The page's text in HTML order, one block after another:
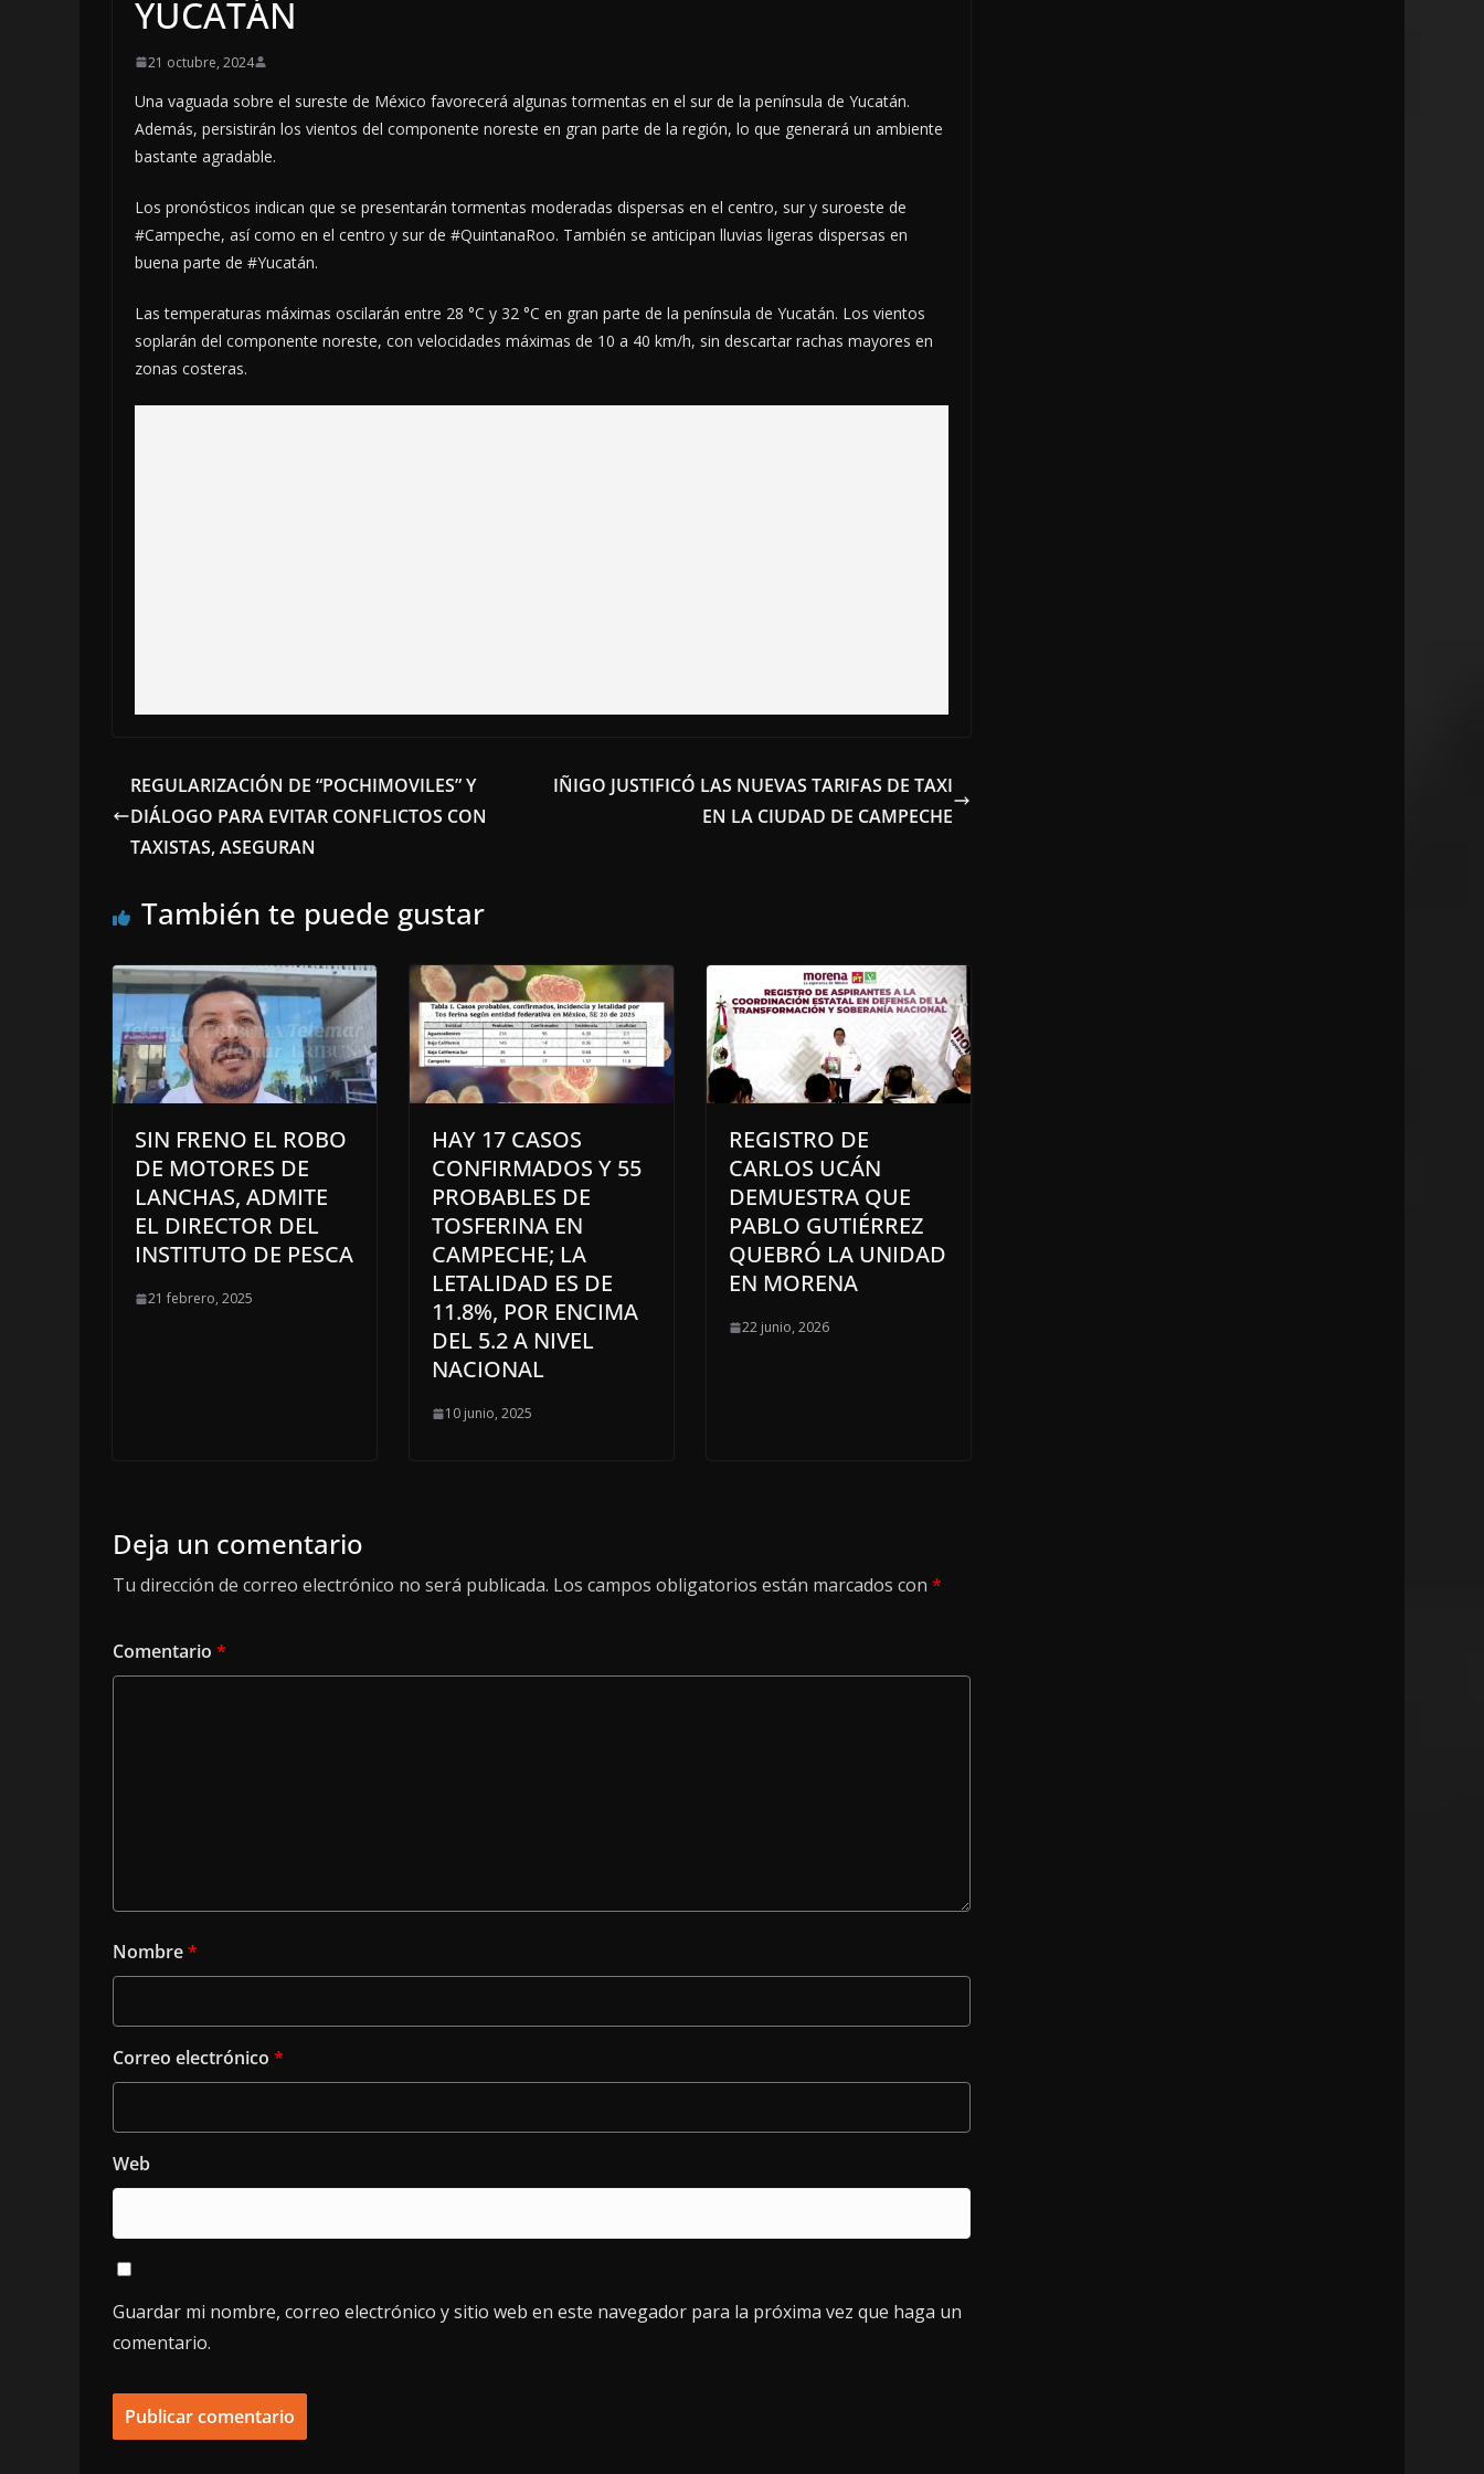
YUCATÁN
21 octubre, 2024
Una vaguada sobre el sureste de México favorecerá algunas tormentas en el sur de la península de Yucatán.
Además, persistirán los vientos del componente noreste en gran parte de la región, lo que generará un ambiente
bastante agradable.
Los pronósticos indican que se presentarán tormentas moderadas dispersas en el centro, sur y suroeste de
#Campeche, así como en el centro y sur de #QuintanaRoo. También se anticipan lluvias ligeras dispersas en
buena parte de #Yucatán.
Las temperaturas máximas oscilarán entre 28 °C y 32 °C en gran parte de la península de Yucatán. Los vientos
soplarán del componente noreste, con velocidades máximas de 10 a 40 km/h, sin descartar rachas mayores en
zonas costeras.
REGULARIZACIÓN DE “POCHIMOVILES” Y
DIÁLOGO PARA EVITAR CONFLICTOS CON
TAXISTAS, ASEGURAN
IÑIGO JUSTIFICÓ LAS NUEVAS TARIFAS DE TAXI
EN LA CIUDAD DE CAMPECHE
También te puede gustar
SIN FRENO EL ROBO
DE MOTORES DE
LANCHAS, ADMITE
EL DIRECTOR DEL
INSTITUTO DE PESCA
21 febrero, 2025
HAY 17 CASOS
CONFIRMADOS Y 55
PROBABLES DE
TOSFERINA EN
CAMPECHE; LA
LETALIDAD ES DE
11.8%, POR ENCIMA
DEL 5.2 A NIVEL
NACIONAL
10 junio, 2025
REGISTRO DE
CARLOS UCÁN
DEMUESTRA QUE
PABLO GUTIÉRREZ
QUEBRÓ LA UNIDAD
EN MORENA
22 junio, 2026
Deja un comentario
Tu dirección de correo electrónico no será publicada. Los campos obligatorios están marcados con *
Comentario *
Nombre*
Correo electrónico *
Web
Guardar mi nombre, correo electrónico y sitio web en este navegador para la próxima vez que haga un
comentario.